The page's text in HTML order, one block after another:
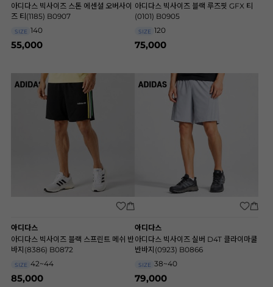
아디다스 빅사이즈 스톤 에센셜 오버사이
즈 티(1185) B0907
SIZE 140
55,000
아디다스 빅사이즈 블랙 루즈핏 GFX 티
(0101) B0905
SIZE 120
75,000
아디다스
아디다스 빅사이즈 블랙 스프린트 메쉬 반
바지(8386) B0872
SIZE 42~44
85,000
아디다스
아디다스 빅사이즈 실버 D4T 클라이마쿨
반바지(0923) B0866
SIZE 38~40
79,000